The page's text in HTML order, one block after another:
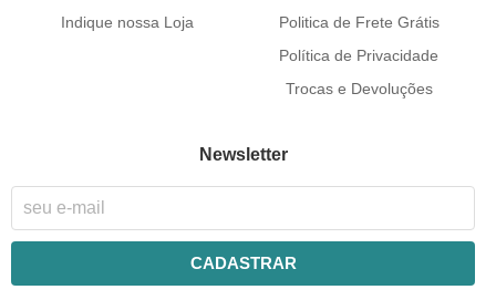
Indique nossa Loja
Politica de Frete Grátis
Política de Privacidade
Trocas e Devoluções
Newsletter
CADASTRAR